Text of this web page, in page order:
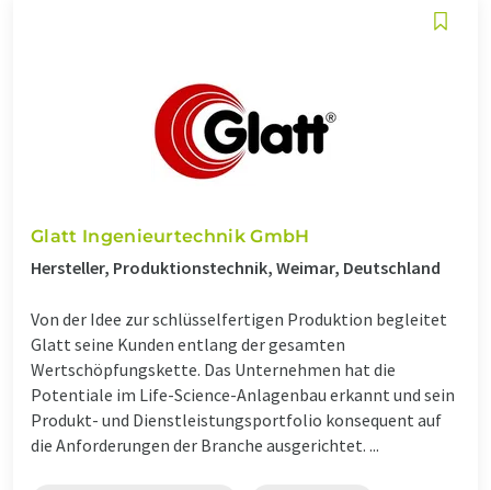
Glatt Ingenieurtechnik GmbH
Hersteller, Produktionstechnik, Weimar, Deutschland
Von der Idee zur schlüsselfertigen Produktion begleitet
Glatt seine Kunden entlang der gesamten
Wertschöpfungskette. Das Unternehmen hat die
Potentiale im Life-Science-Anlagenbau erkannt und sein
Produkt- und Dienstleistungsportfolio konsequent auf
die Anforderungen der Branche ausgerichtet. ...